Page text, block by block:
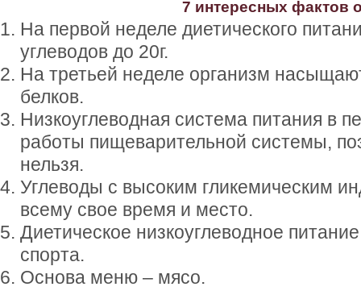
7 интересных фактов
На первой неделе диетического
углеводов до 20г.
На третьей неделе организм
белков.
Низкоуглеводная система питания в
работы пищеварительной системы,
нельзя.
Углеводы с высоким гликемическим
всему свое время и место.
Диетическое низкоуглеводное
спорта.
Основа меню – мясо.